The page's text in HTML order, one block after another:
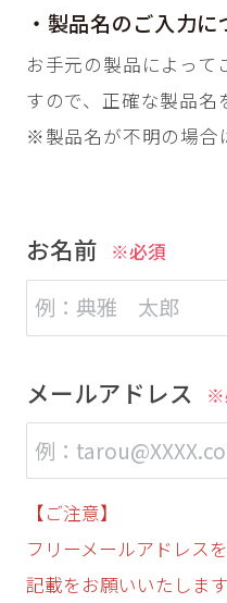
・製品名のご入力に
お手元の製品によって
すので、正確な製品名
※製品名が不明の場合
お名前 ※必須
メールアドレス ※
【ご注意】
フリーメールアドレス
記載をお願いいたします